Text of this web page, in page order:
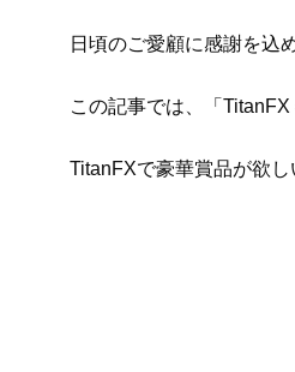
日頃のご愛顧に感謝を込
この記事では、「
TitanFXで豪華賞品が欲